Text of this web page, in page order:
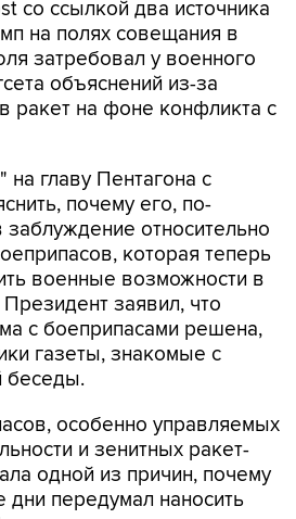
затребовал у военного
объяснений из-за
ракет на фоне конфликта с
главу Пентагона с
относительно
которая теперь
военные возможности в
заявил, что
с боеприпасами решена,
газеты, знакомые с
беседы.
особенно управляемых
одной из причин, почему
дни передумал наносить
сказал один из